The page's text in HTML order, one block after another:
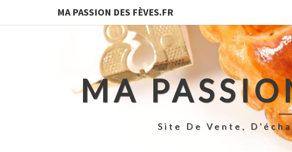
MA PASSION DES FÈVES.FR
MA
Site De Vente,